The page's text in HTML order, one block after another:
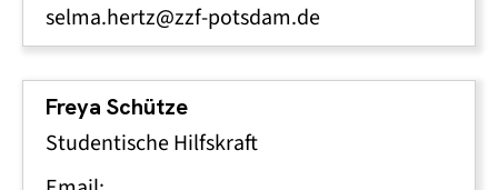
selma.hertz@zzf-potsdam.de
Freya Schütze
Studentische Hilfskraft